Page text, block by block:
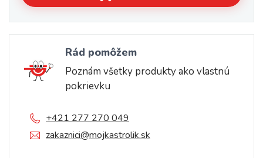
Rád pomôžem
Poznám všetky produkty ako vlastnú
pokrievku
+421 277 270 049
zakaznici@mojkastrolik.sk